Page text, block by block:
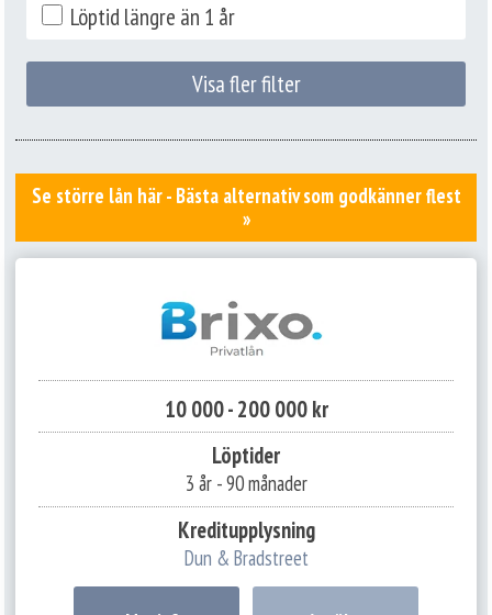
Löptid längre än 1 år
Visa fler filter
Se större lån här - Bästa alternativ som godkänner flest
»
10 000 - 200 000 kr
Löptider
3 år - 90 månader
Kreditupplysning
Dun & Bradstreet